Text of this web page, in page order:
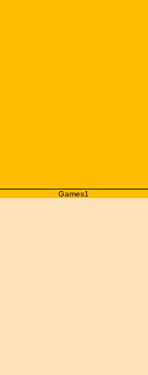
Games1